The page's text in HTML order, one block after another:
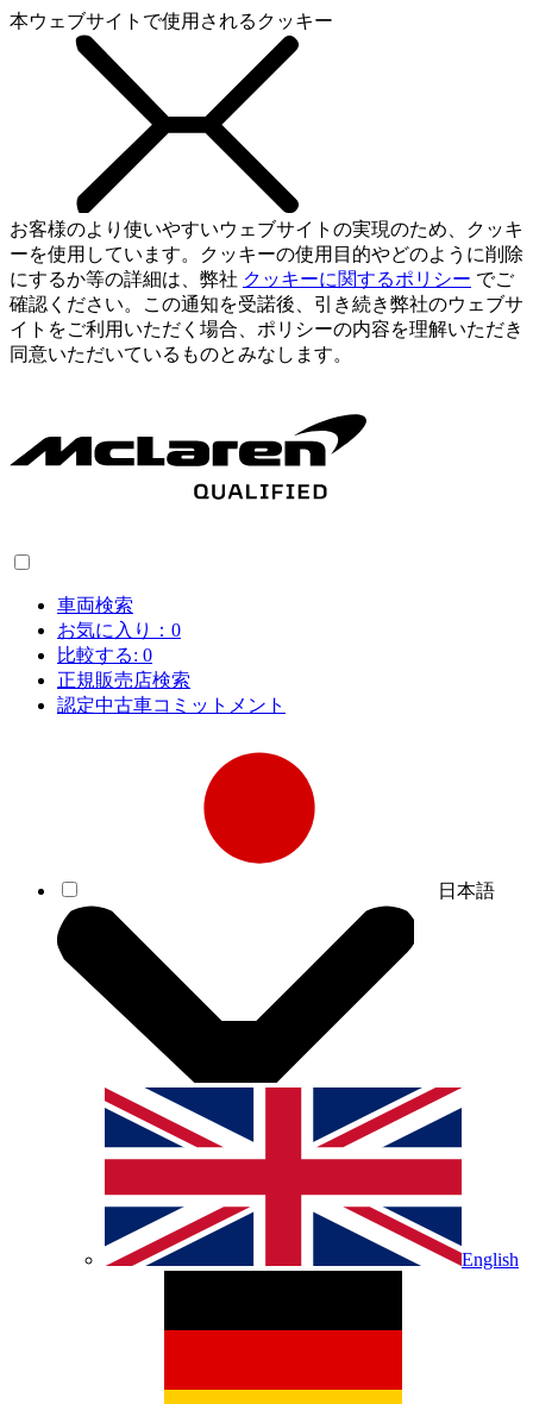
本ウェブサイトで使用されるクッキー
お客様のより使いやすいウェブサイトの実現のため、クッキ
ーを使用しています。クッキーの使用目的やどのように削除
にするか等の詳細は、弊社 クッキーに関するポリシー でご
確認ください。この通知を受諾後、引き続き弊社のウェブサ
イトをご利用いただく場合、ポリシーの内容を理解いただき
同意いただいているものとみなします。
車両検索
お気に入り： 0
比較する: 0
正規販売店検索
認定中古車コミットメント
日本語
English